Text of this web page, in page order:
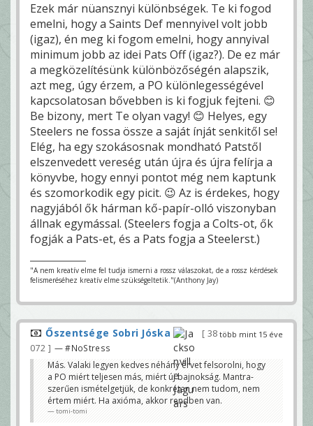
Ezek már nüansznyi különbségek. Te ki fogod
emelni, hogy a Saints Def mennyivel volt jobb
(igaz), én meg ki fogom emelni, hogy annyival
minimum jobb az idei Pats Off (igaz?). De ez már
a megközelítésünk különbözőségén alapszik,
azt meg, úgy érzem, a PO különlegességével
kapcsolatosan bővebben is ki fogjuk fejteni. 😊
Be bizony, mert Te olyan vagy! 😊 Helyes, egy
Steelers ne fossa össze a saját ínját senkitől se!
Elég, ha egy szokásosnak mondható Patstől
elszenvedett vereség után újra és újra felírja a
könyvbe, hogy ennyi pontot még nem kaptunk
és szomorkodik egy picit. 😉 Az is érdekes, hogy
nagyjából ők hárman kő-papír-olló viszonyban
állnak egymással. (Steelers fogja a Colts-ot, ők
fogják a Pats-et, és a Pats fogja a Steelerst.)
"A nem kreatív elme fel tudja ismerni a rossz válaszokat, de a rossz kérdések
felismeréséhez kreatív elme szükségeltetik."(Anthony Jay)
több mint 15 éve
Őszentsége Sobri Jóska
38
072
— #NoStress
Más. Valaki legyen kedves néhány érvet felsorolni, hogy
a PO miért teljesen más, miért új bajnokság. Mantra-
szerűen ismételgetjük, de konkrétan nem tudom, nem
értem miért. Ha axióma, akkor rendben van.
tomi-tomi